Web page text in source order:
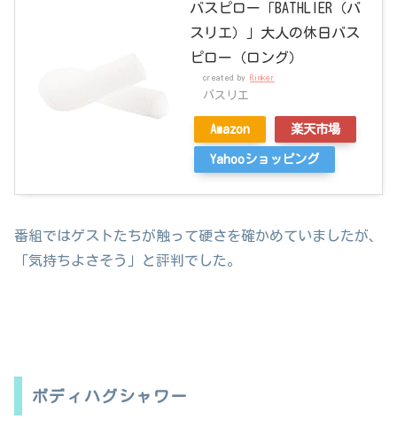
バスピロー「BATHLIER（バ
スリエ）」大人の休日バス
ピロー（ロング）
created by Rinker
バスリエ
Amazon 楽天市場
Yahooショッピング
番組ではゲストたちが触って硬さを確かめていましたが、
「気持ちよさそう」と評判でした。
ボディハグシャワー